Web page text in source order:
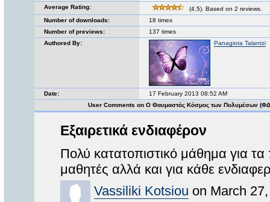
Average Rating:
(4.5). Based on 2 reviews.
Number of downloads:
18 times
Number of previews:
137 times
Authored By:
Panagiota Talantzi
Date:
17 February 2013 08:52 AM
User Comments on Ο Θαυμαστός Κόσμος των Πολυμέσων
Εξαιρετικά ενδιαφέρον
Πολύ κατατοπιστικό μάθημα για
μαθητές αλλά και για κάθε
Vassiliki Kotsiou on March